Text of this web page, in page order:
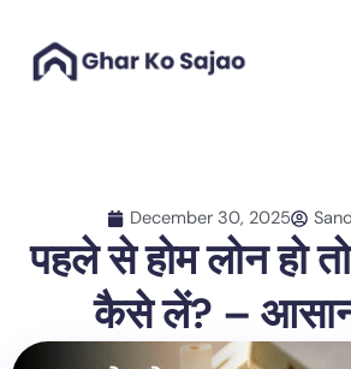
content
December 30, 2025
पहले से होम लोन हो
कैसे लें? –